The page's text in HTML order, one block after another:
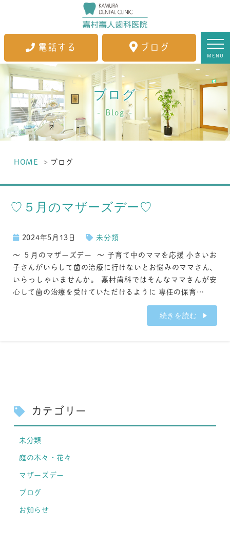
電話する ブログ
MENU
ブログ
Blog
HOME ブログ
♡５月のマザーズデー♡
2024年5月13日
未分類
～ ５月のマザーズデー ～ 子育て中のママを応援 小さいお
子さんがいらして歯の治療に行けないとお悩みのママさん、
いらっしゃいませんか。 嘉村歯科ではそんなママさんが安
心して歯の治療を受けていただけるように 専任の保育…
続きを読む
カテゴリー
未分類
庭の木々・花々
マザーズデー
ブログ
お知らせ